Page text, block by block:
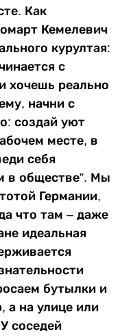
Как
Кемелевич
курултая:
с
хочешь реально
начни с
создай уют
месте, в
себя
в обществе”. Мы
Германии,
что там – даже
идеальная
бутылки и
а на улице или
соседей